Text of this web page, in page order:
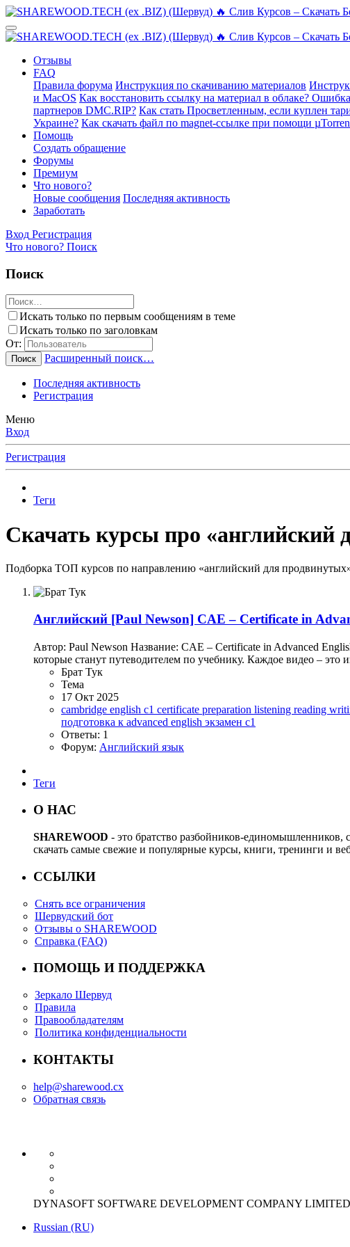
Отзывы
FAQ
Правила форума Инструкция по скачиванию материалов
и MacOS Как восстановить ссылку на материал в облаке?
партнеров DMC.RIP? Как стать Просветленным, если куплен
Украине? Как скачать файл по magnet-ссылке при помощи
Помощь
Создать обращение
Форумы
Премиум
Что нового?
Новые сообщения Последняя активность
Заработать
Вход Регистрация
Что нового? Поиск
Поиск
Искать только по первым сообщениям в теме
Искать только по заголовкам
От:
Поиск Расширенный поиск…
Последняя активность
Регистрация
Меню
Вход
Регистрация
Теги
Скачать курсы про «английский
Подборка ТОП курсов по направлению «английский для
Английский [Paul Newson] CAE – Certificate in
Автор: Paul Newson Название: CAE – Certificate in Advanced
которые станут путеводителем по учебнику. Каждое видео –
Брат Тук
Тема
17 Окт 2025
cambridge english c1 certificate preparation listening reading
подготовка к advanced english экзамен c1
Ответы: 1
Форум: Английский язык
Теги
О НАС
SHAREWOOD - это братство разбойников-
скачать самые свежие и популярные курсы, книги, тренинги и
ССЫЛКИ
Снять все ограничения
Шервудский бот
Отзывы о SHAREWOOD
Справка (FAQ)
ПОМОЩЬ И ПОДДЕРЖКА
Зеркало Шервуд
Правила
Правообладателям
Политика конфиденциальности
КОНТАКТЫ
help@sharewood.cx
Обратная связь
DYNASOFT SOFTWARE DEVELOPMENT COMPANY LIMITED
Russian (RU)